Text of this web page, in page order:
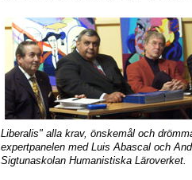
Liberalis" alla krav, önskemål och
expertpanelen med Luis Abascal och
Sigtunaskolan Humanistiska Läroverket.